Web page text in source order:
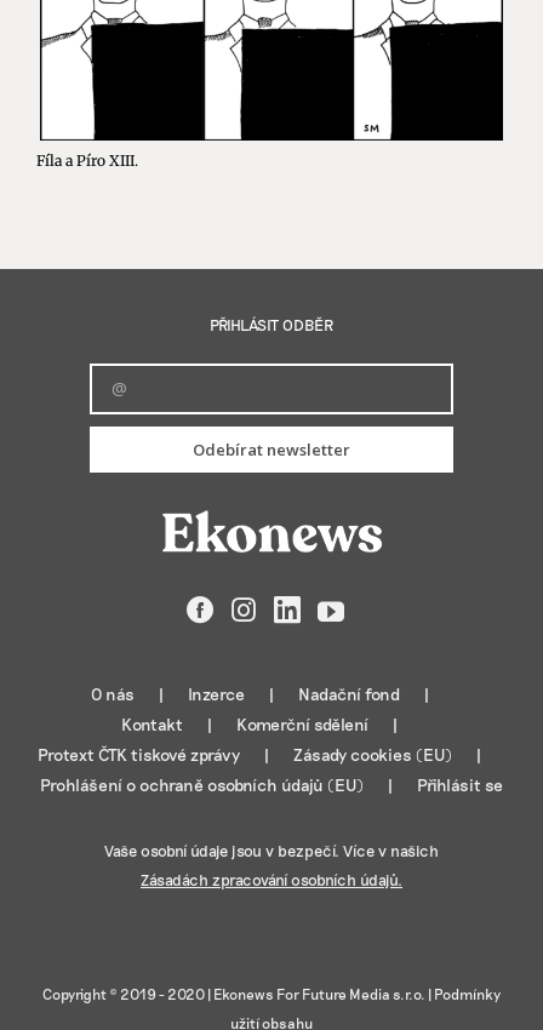
Fíla a Píro XIII.
PŘIHLÁSIT ODBĚR
Odebírat newsletter
FacebookInstagramLinkedIn
YouTube
O nás Inzerce
Nadační fond
Kontakt
Komerční sdělení
Protext ČTK tiskové zprávy
Zásady cookies (EU)
Prohlášení o ochraně osobních údajů (EU)
Přihlásit se
Vaše osobní údaje jsou v bezpečí. Více v našich
Zásadách zpracování osobních údajů.
Copyright © 2019 - 2020 | Ekonews For Future Media s.r.o. | Podmínky
užití obsahu